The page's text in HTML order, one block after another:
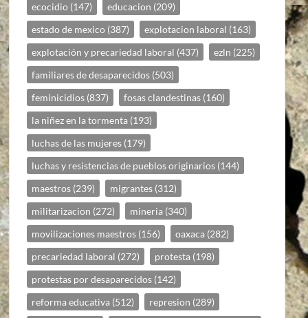
ecocidio (147) educacion (209)
estado de mexico (387) explotacion laboral (163)
explotación y precariedad laboral (437) ezln (225)
familiares de desaparecidos (503)
feminicidios (837) fosas clandestinas (160)
la niñez en la tormenta (193)
luchas de las mujeres (179)
luchas y resistencias de pueblos originarios (144)
maestros (239) migrantes (312)
militarizacion (272) mineria (340)
movilizaciones maestros (156) oaxaca (282)
precariedad laboral (272) protesta (198)
protestas por desaparecidos (142)
reforma educativa (512) represion (289)